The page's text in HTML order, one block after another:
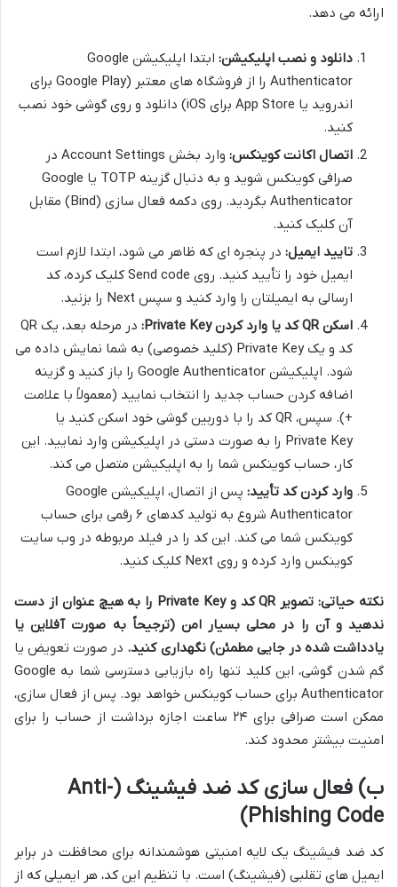
ارائه می دهد.
دانلود و نصب اپلیکیشن:
ابتدا اپلیکیشن Google
Authenticator را از فروشگاه های معتبر (Google Play برای
اندروید یا App Store برای iOS) دانلود و روی گوشی خود نصب
کنید.
اتصال اکانت کوینکس:
وارد بخش Account Settings در
صرافی کوینکس شوید و به دنبال گزینه TOTP یا Google
Authenticator بگردید. روی دکمه فعال سازی (Bind) مقابل
آن کلیک کنید.
تایید ایمیل: در پنجره ای که ظاهر می شود، ابتدا لازم است
ایمیل خود را تأیید کنید. روی Send code کلیک کرده، کد
ارسالی به ایمیلتان را وارد کنید و سپس Next را بزنید.
اسکن QR کد یا وارد کردن Private Key:
در مرحله بعد، یک QR
کد و یک Private Key (کلید خصوصی) به شما نمایش داده می
شود. اپلیکیشن Google Authenticator را باز کنید و گزینه
اضافه کردن حساب جدید را انتخاب نمایید (معمولاً با علامت
+). سپس، QR کد را با دوربین گوشی خود اسکن کنید یا
Private Key را به صورت دستی در اپلیکیشن وارد نمایید. این
کار، حساب کوینکس شما را به اپلیکیشن متصل می کند.
وارد کردن کد تأیید:
پس از اتصال، اپلیکیشن Google
Authenticator شروع به تولید کدهای ۶ رقمی برای حساب
کوینکس شما می کند. این کد را در فیلد مربوطه در وب سایت
کوینکس وارد کرده و روی Next کلیک کنید.
نکته حیاتی:
تصویر QR کد و Private Key را به هیچ عنوان از دست
ندهید و آن را در محلی بسیار امن (ترجیحاً به صورت آفلاین یا
یادداشت شده در جایی مطمئن) نگهداری کنید. در صورت تعویض یا
گم شدن گوشی، این کلید تنها راه بازیابی دسترسی شما به Google
Authenticator برای حساب کوینکس خواهد بود. پس از فعال سازی،
ممکن است صرافی برای ۲۴ ساعت اجازه برداشت از حساب را برای
امنیت بیشتر محدود کند.
ب) فعال سازی کد ضد فیشینگ (Anti-
Phishing Code)
کد ضد فیشینگ یک لایه امنیتی هوشمندانه برای محافظت در برابر
ایمیل های تقلبی (فیشینگ) است. با تنظیم این کد، هر ایمیلی که از